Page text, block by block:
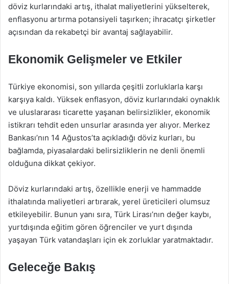
döviz kurlarındaki artış, ithalat maliyetlerini yükselterek,
enflasyonu artırma potansiyeli taşırken; ihracatçı şirketler
açısından da rekabetçi bir avantaj sağlayabilir.
Ekonomik Gelişmeler ve Etkiler
Türkiye ekonomisi, son yıllarda çeşitli zorluklarla karşı
karşıya kaldı. Yüksek enflasyon, döviz kurlarındaki oynaklık
ve uluslararası ticarette yaşanan belirsizlikler, ekonomik
istikrarı tehdit eden unsurlar arasında yer alıyor. Merkez
Bankası’nın 14 Ağustos’ta açıkladığı döviz kurları, bu
bağlamda, piyasalardaki belirsizliklerin ne denli önemli
olduğuna dikkat çekiyor.
Döviz kurlarındaki artış, özellikle enerji ve hammadde
ithalatında maliyetleri artırarak, yerel üreticileri olumsuz
etkileyebilir. Bunun yanı sıra, Türk Lirası’nın değer kaybı,
yurtdışında eğitim gören öğrenciler ve yurt dışında
yaşayan Türk vatandaşları için ek zorluklar yaratmaktadır.
Geleceğe Bakış